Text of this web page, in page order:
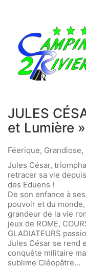
JULES
et Lumière »
Féerique,
Jules César,
retracer sa vie
des Eduens !
De son enfance à
pouvoir et du
grandeur de la vie
jeux de ROME,
GLADIATEURS
Jules César se rend
conquête militaire
sublime Cléopâtre…